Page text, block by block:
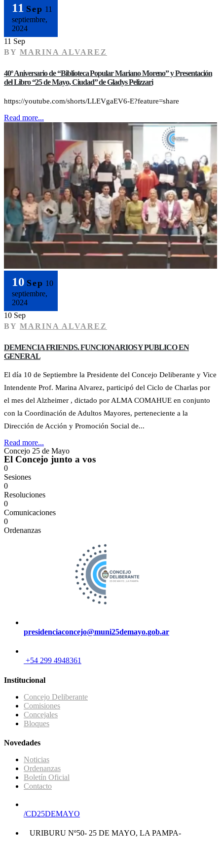
11 Sep 11
septiembre,
2024
11 Sep
BY MARINA ALVAREZ
40º Aniversario de “Biblioteca Popular Mariano Moreno” y Presentación
del Libro “25 de Mayo, Ciudad” de Gladys Pelizzari
https://youtube.com/shorts/LLEVgaEV6-E?feature=share
Read more...
10 Sep 10
septiembre,
2024
10 Sep
BY MARINA ALVAREZ
DEMENCIA FRIENDS. FUNCIONARIOS Y PUBLICO EN
GENERAL
El día 10 de Septiembre la Presidente del Concejo Deliberante y Vice
Intendente Prof. Marina Alvarez, participó del Ciclo de Charlas por
el mes del Alzheimer , dictado por ALMA COMAHUE en conjunto
con la Coordinación de Adultos Mayores, perteneciente a la
Dirección de Acción y Promoción Social de...
Read more...
Concejo 25 de Mayo
El Concejo junto a vos
0
Sesiones
0
Resoluciones
0
Comunicaciones
0
Ordenanzas
presidenciaconcejo@muni25demayo.gob.ar
+54 299 4948361
Institucional
Concejo Deliberante
Comisiones
Concejales
Bloques
Novedades
Noticias
Ordenanzas
Boletín Oficial
Contacto
/CD25DEMAYO
URIBURU Nº50- 25 DE MAYO, LA PAMPA-